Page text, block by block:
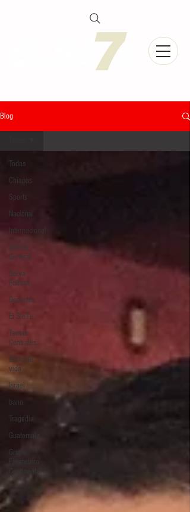
Blog
Todas
Chiapas
Sports
Nacional
Internacional
Interés
General
Selva
Política
Deportes
El Sie7e
Temas
Centrales
Estilo de
vida
Israel
bano
Tragedia
Guatemala
Grupo
Financiero
Continental